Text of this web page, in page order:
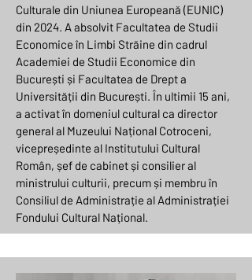
Culturale din Uniunea Europeană (EUNIC)
din 2024. A absolvit Facultatea de Studii
Economice în Limbi Străine din cadrul
Academiei de Studii Economice din
București și Facultatea de Drept a
Universității din București. În ultimii 15 ani,
a activat în domeniul cultural ca director
general al Muzeului Național Cotroceni,
vicepreședinte al Institutului Cultural
Român, șef de cabinet și consilier al
ministrului culturii, precum și membru în
Consiliul de Administrație al Administrației
Fondului Cultural Național.